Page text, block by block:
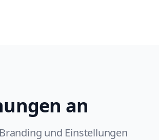
an
und Einstellungen